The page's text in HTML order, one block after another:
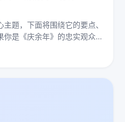
题，下面将围绕它的要点、
是《庆余年》的忠实观众，
现出两个略有差异的版本，